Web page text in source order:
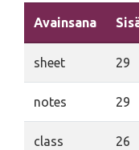
Avainsana
sheet 29
notes 29
class 26